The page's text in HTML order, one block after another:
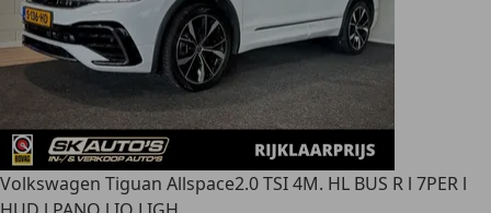
Volkswagen Tiguan Allspace2.0 TSI 4M. HL BUS R l 7PER l